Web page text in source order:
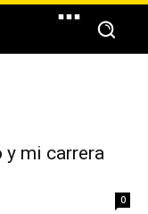
y mi carrera
0